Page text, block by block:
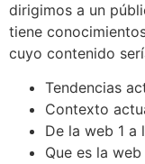
dirigimos a un
tiene
cuyo contenido
Tendencias
Contexto
De la web 1 a
Que es la web